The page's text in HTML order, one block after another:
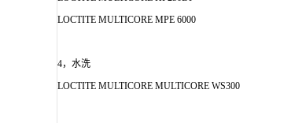
LOCTITE MULTICORE MPE 6000
4，水洗
LOCTITE MULTICORE MULTICORE WS300